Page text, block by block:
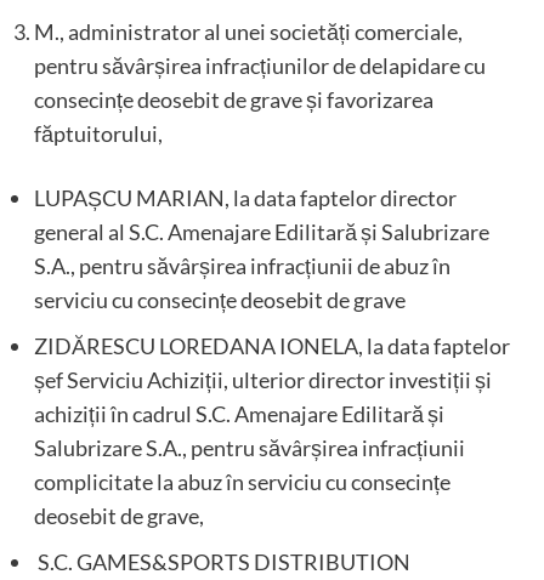
M., administrator al unei societăți comerciale,
pentru săvârșirea infracțiunilor de delapidare cu
consecințe deosebit de grave și favorizarea
făptuitorului,
LUPAȘCU MARIAN, la data faptelor director
general al S.C. Amenajare Edilitară și Salubrizare
S.A., pentru săvârșirea infracțiunii de abuz în
serviciu cu consecințe deosebit de grave
ZIDĂRESCU LOREDANA IONELA, la data faptelor
șef Serviciu Achiziții, ulterior director investiții și
achiziții în cadrul S.C. Amenajare Edilitară și
Salubrizare S.A., pentru săvârșirea infracțiunii
complicitate la abuz în serviciu cu consecințe
deosebit de grave,
S.C. GAMES&SPORTS DISTRIBUTION